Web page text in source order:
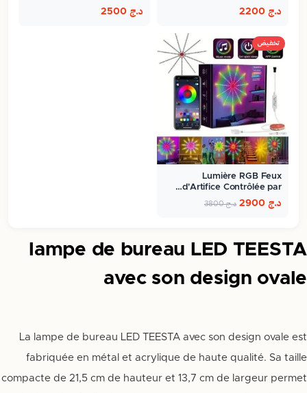
د.ج د.ج
تخفيض
Lumière RGB Feux
d'Artifice Contrôlée par…
د.ج د.ج3800
lampe de bureau LED TEESTA
avec son design ovale
La lampe de bureau LED TEESTA avec son design ovale est
fabriquée en métal et acrylique de haute qualité. Sa taille
compacte de 21,5 cm de hauteur et 13,7 cm de largeur permet